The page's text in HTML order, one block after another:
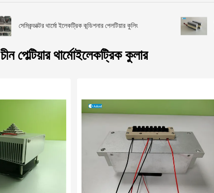
সেমিকন্ডাক্টর থার্মো ইলেকট্রিক কন্ডিশনার পেলটিয়ার কুলিং
চীন পেল্টিয়ার থার্মোইলেকট্রিক কুলার